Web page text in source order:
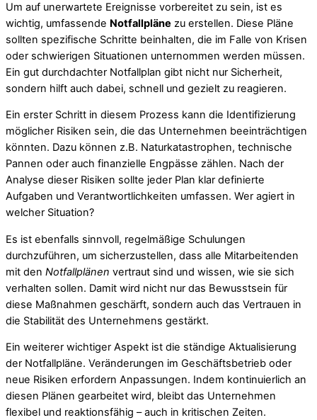
Um auf unerwartete Ereignisse vorbereitet zu sein, ist es
wichtig, umfassende Notfallpläne zu erstellen. Diese Pläne
sollten spezifische Schritte beinhalten, die im Falle von Krisen
oder schwierigen Situationen unternommen werden müssen.
Ein gut durchdachter Notfallplan gibt nicht nur Sicherheit,
sondern hilft auch dabei, schnell und gezielt zu reagieren.
Ein erster Schritt in diesem Prozess kann die Identifizierung
möglicher Risiken sein, die das Unternehmen beeinträchtigen
könnten. Dazu können z.B. Naturkatastrophen, technische
Pannen oder auch finanzielle Engpässe zählen. Nach der
Analyse dieser Risiken sollte jeder Plan klar definierte
Aufgaben und Verantwortlichkeiten umfassen. Wer agiert in
welcher Situation?
Es ist ebenfalls sinnvoll, regelmäßige Schulungen
durchzuführen, um sicherzustellen, dass alle Mitarbeitenden
mit den Notfallplänen vertraut sind und wissen, wie sie sich
verhalten sollen. Damit wird nicht nur das Bewusstsein für
diese Maßnahmen geschärft, sondern auch das Vertrauen in
die Stabilität des Unternehmens gestärkt.
Ein weiterer wichtiger Aspekt ist die ständige Aktualisierung
der Notfallpläne. Veränderungen im Geschäftsbetrieb oder
neue Risiken erfordern Anpassungen. Indem kontinuierlich an
diesen Plänen gearbeitet wird, bleibt das Unternehmen
flexibel und reaktionsfähig – auch in kritischen Zeiten.